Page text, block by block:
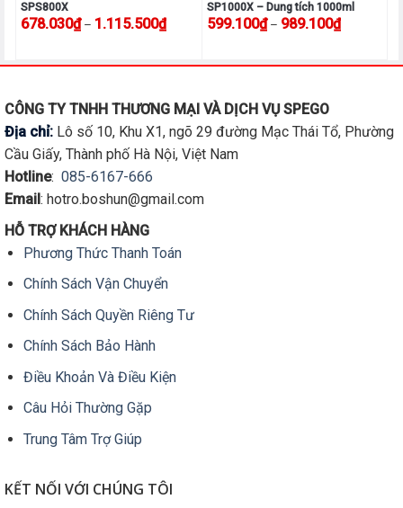
SPS800X
678.030₫ – 1.115.500₫Khoảng giá: từ 678.030₫ đến 1.115.500₫
phẩm
có
nhiều
biến
thể.
Các
tùy
có
thể
chọn
trên
sản
SP1000X – Dung tích 1000ml
599.100₫ – 989.100₫Khoảng
phẩm
có
biến
thể.
CÔNG TY TNHH THƯƠNG MẠI VÀ DỊCH VỤ SPEGO
Địa chỉ: Lô số 10, Khu X1, ngõ 29 đường Mạc Thái Tổ, Phường
Cầu Giấy, Thành phố Hà Nội, Việt Nam
Hotline: 085-6167-666
Email: hotro.boshun@gmail.com
HỖ TRỢ KHÁCH HÀNG
Phương Thức Thanh Toán
Chính Sách Vận Chuyển
Chính Sách Quyền Riêng Tư
Chính Sách Bảo Hành
Điều Khoản Và Điều Kiện
Câu Hỏi Thường Gặp
Trung Tâm Trợ Giúp
KẾT NỐI VỚI CHÚNG TÔI